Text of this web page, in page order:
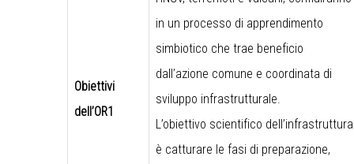
Obiettivi
dell’OR1
in un processo di apprendimento
simbiotico che trae beneficio
dall’azione comune e coordinata di
sviluppo infrastrutturale.
L’obiettivo scientifico dell’infrastruttura
è catturare le fasi di preparazione,